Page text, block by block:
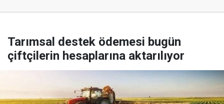
Tarımsal destek ödemesi bugün
çiftçilerin hesaplarına aktarılıyor